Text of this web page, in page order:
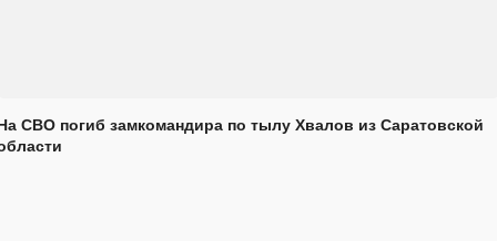
СВО погиб замкомандира по тылу Хвалов из Саратовской